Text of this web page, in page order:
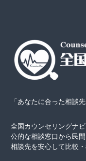
「あなたに合った相談
全国カウンセリングナビ
公的な相談窓口から民
相談先を安心して比較